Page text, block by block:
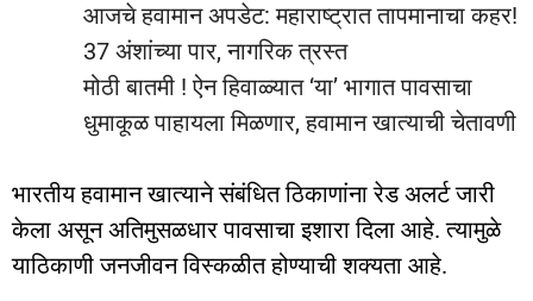
आजचे हवामान अपडेट: महाराष्ट्रात तापमानाचा कहर!
37 अंशांच्या पार, नागरिक त्रस्त
मोठी बातमी ! ऐन हिवाळ्यात ‘या’ भागात पावसाचा
धुमाकूळ पाहायला मिळणार, हवामान खात्याची चेतावणी
भारतीय हवामान खात्याने संबंधित ठिकाणांना रेड अलर्ट जारी
केला असून अतिमुसळधार पावसाचा इशारा दिला आहे. त्यामुळे
याठिकाणी जनजीवन विस्कळीत होण्याची शक्यता आहे.